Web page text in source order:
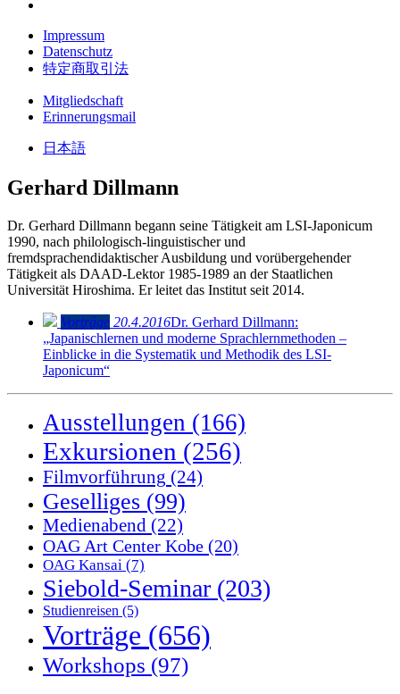
Impressum
Datenschutz
特定商取引法
Mitgliedschaft
Erinnerungsmail
日本語
Gerhard Dillmann
Dr. Gerhard Dillmann begann seine Tätigkeit am LSI-Japonicum
1990, nach philologisch-linguistischer und
fremdsprachendidaktischer Ausbildung und vorübergehender
Tätigkeit als DAAD-Lektor 1985-1989 an der Staatlichen
Universität Hiroshima. Er leitet das Institut seit 2014.
Vorträge 20.4.2016Dr. Gerhard Dillmann:
„Japanischlernen und moderne Sprachlernmethoden –
Einblicke in die Systematik und Methodik des LSI-
Japonicum“
Ausstellungen (166)
Exkursionen (256)
Filmvorführung (24)
Geselliges (99)
Medienabend (22)
OAG Art Center Kobe (20)
OAG Kansai (7)
Siebold-Seminar (203)
Studienreisen (5)
Vorträge (656)
Workshops (97)